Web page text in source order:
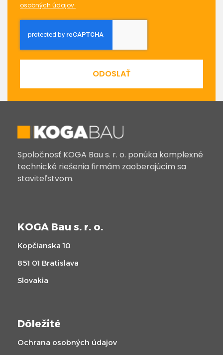
osobných údajov.
ODOSLAŤ
Spoločnosť KOGA Bau s. r. o. ponúka komplexné
technické riešenia firmám zaoberajúcim sa
staviteľstvom.
KOGA Bau s. r. o.
Kopčianska 10
851 01 Bratislava
Slovakia
Dôležité
Ochrana osobných údajov